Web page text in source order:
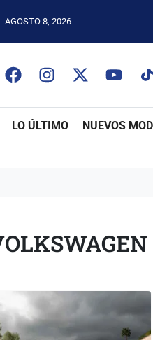
AGOSTO 8, 2026
LO ÚLTIMO NUEVOS